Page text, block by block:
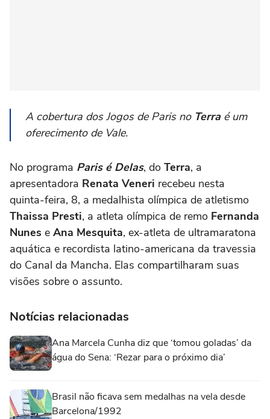
A cobertura dos Jogos de Paris no Terraé um
oferecimento de Vale.
No programa Paris é Delas, do Terra, a
apresentadora Renata Veneri recebeu nesta
quinta-feira, 8, a medalhista olímpica de atletismo
Thaissa Presti, a atleta olímpica de remo Fernanda
Nunes e Ana Mesquita, ex-atleta de ultramaratona
aquática e recordista latino-americana da travessia
do Canal da Mancha. Elas compartilharam suas
visões sobre o assunto.
Notícias relacionadas
Ana Marcela Cunha diz que ‘tomou goladas’ da
água do Sena: ‘Rezar para o próximo dia’
Brasil não ficava sem medalhas na vela desde
Barcelona/1992